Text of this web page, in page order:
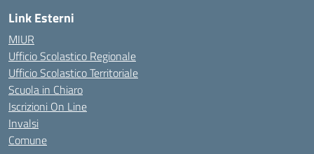
Link Esterni
MIUR
Ufficio Scolastico Regionale
Ufficio Scolastico Territoriale
Scuola in Chiaro
Iscrizioni On Line
Invalsi
Comune